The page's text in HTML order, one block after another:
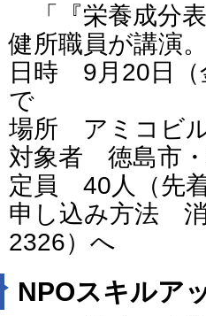
「『栄養成分
健所職員が講演。
日時 9月20日（
で
場所 アミコビ
対象者 徳島市・
定員 40人（先着
申し込み方法
2326）へ
NPOスキルア